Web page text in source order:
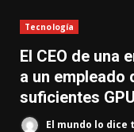
Tecnología
El CEO de una
a un empleado
suficientes
El mundo lo dice